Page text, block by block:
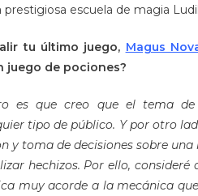
escuela de magia
tu último juego, Magus
juego de pociones?
es que creo que el tema
tipo de público. Y por otro
y toma de decisiones sobre
hechizos. Por ello,
muy acorde a la mecánica